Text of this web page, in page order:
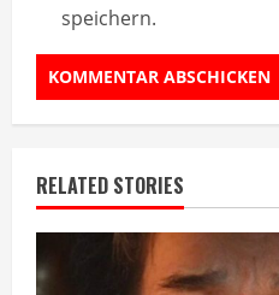
speichern.
RELATED STORIES